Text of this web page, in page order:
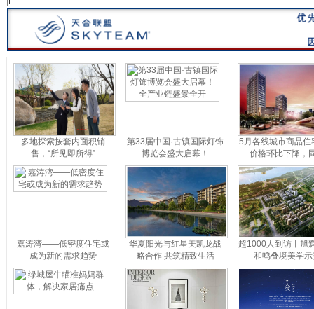
多地探索按套内面积销
售，“所见即所得”
第33届中国·古镇国际灯饰
博览会盛大启幕！
5月各线城市商品住
价格环比下降，
嘉涛湾——低密度住宅或
成为新的需求趋势
华夏阳光与红星美凯龙战
略合作 共筑精致生活
超1000人到访丨旭
和鸣叠境美学